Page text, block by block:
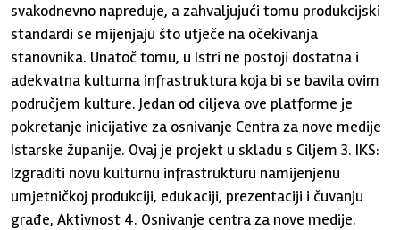
svakodnevno napreduje, a zahvaljujući tomu produkcijski
standardi se mijenjaju što utječe na očekivanja
stanovnika. Unatoč tomu, u Istri ne postoji dostatna i
adekvatna kulturna infrastruktura koja bi se bavila ovim
područjem kulture. Jedan od ciljeva ove platforme je
pokretanje inicijative za osnivanje Centra za nove medije
Istarske županije. Ovaj je projekt u skladu s Ciljem 3. IKS:
Izgraditi novu kulturnu infrastrukturu namijenjenu
umjetničkoj produkciji, edukaciji, prezentaciji i čuvanju
građe, Aktivnost 4. Osnivanje centra za nove medije.